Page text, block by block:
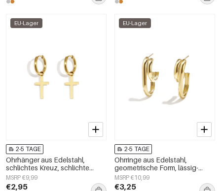
EU-Lager
2-5 TAGE
Ohrhänger aus Edelstahl,
schlichtes Kreuz, schlichte
Alltags-Serie, Damenschmuck
MSRP €9,99
€2,95
EU-Lager
2-5 TAGE
Ohrringe aus Edelstahl,
geometrische Form, lässig-
schlicht, für Damen.
MSRP €10,99
€3,25